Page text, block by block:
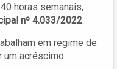
horas semanais,
nº 4.033/2022.
em regime de
um acréscimo